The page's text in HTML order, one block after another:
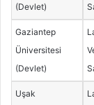
(Devlet)
Gaziantep
Üniversitesi
(Devlet)
Uşak